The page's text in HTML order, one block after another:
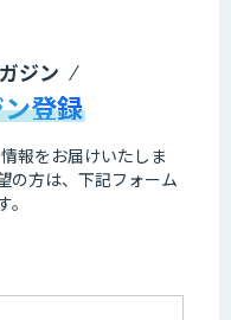
ジン
登録
報をお届けいたしま
の方は、下記フォーム